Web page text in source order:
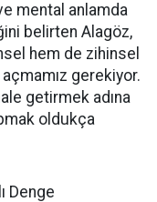
mental anlamda
belirten Alagöz,
hem de zihinsel
gerekiyor.
getirmek adına
oldukça
Denge